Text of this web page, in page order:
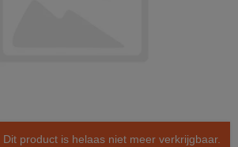
product is helaas niet meer verkrijgbaar.